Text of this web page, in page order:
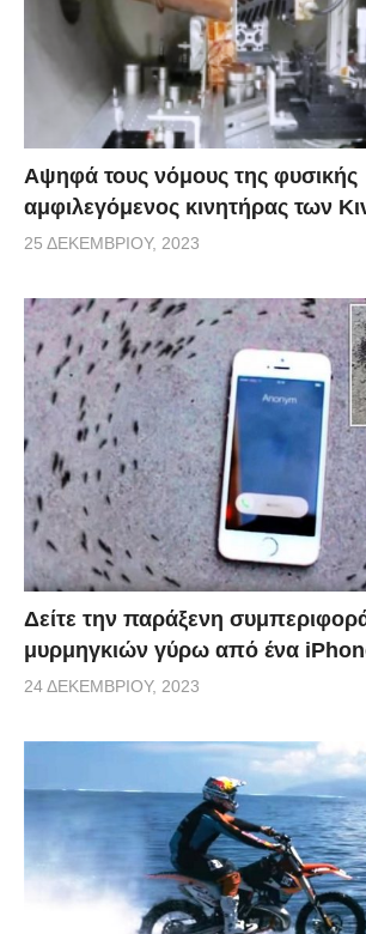
αυτών των γειτόνων τους.
Αψηφά τους νόμους της φυσικής
αμφιλεγόμενος κινητήρας των
25 ΔΕΚΕΜΒΡΊΟΥ, 2023
Δείτε την παράξενη
μυρμηγκιών γύρω από ένα
24 ΔΕΚΕΜΒΡΊΟΥ, 2023